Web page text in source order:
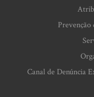
Prevenção
Canal de Denúncia